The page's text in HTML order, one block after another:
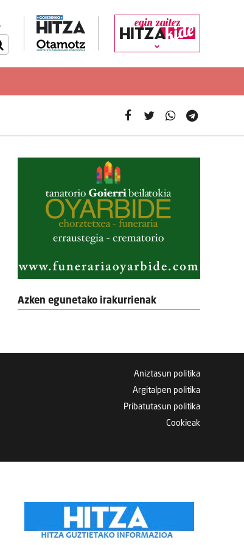
egin zaitez
Azken egunetako irakurrienak
Aniztasun politika
Argitalpen politika
Pribatutasun politika
Cookieak